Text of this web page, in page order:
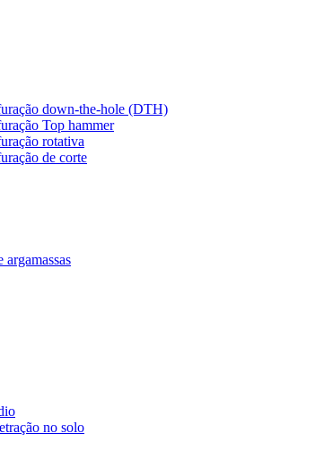
down-the-hole (DTH)
Top hammer
rotativa
de corte
no solo